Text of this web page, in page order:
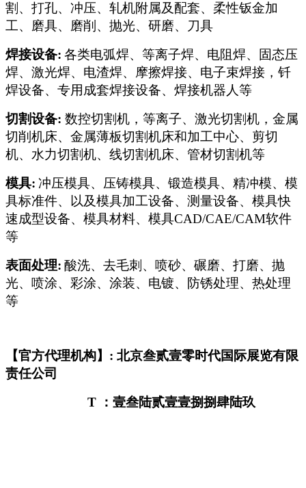
割、打孔、冲压、轧机附属及配套、柔性钣金加
工、磨具、磨削、抛光、研磨、刀具
焊接设备: 各类电弧焊、等离子焊、电阻焊、固态压
焊、激光焊、电渣焊、摩擦焊接、电子束焊接，钎
焊设备、专用成套焊接设备、焊接机器人等
切割设备: 数控切割机，等离子、激光切割机，金属
切削机床、金属薄板切割机床和加工中心、剪切
机、水力切割机、线切割机床、管材切割机等
模具: 冲压模具、压铸模具、锻造模具、精冲模、模
具标准件、以及模具加工设备、测量设备、模具快
速成型设备、模具材料、模具CAD/CAE/CAM软件
等
表面处理: 酸洗、去毛刺、喷砂、碾磨、打磨、抛
光、喷涂、彩涂、涂装、电镀、防锈处理、热处理
等
【官方代理机构】: 北京叁贰壹零时代国际展览有限
责任公司
T
：壹叁陆贰壹壹捌捌肆陆玖